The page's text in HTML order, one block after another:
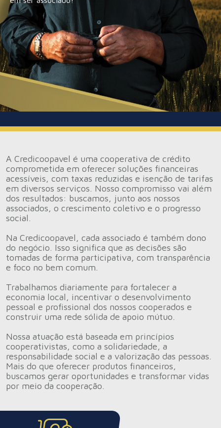
A Credicoopavel é uma cooperativa de crédito
comprometida em oferecer soluções financeiras
acessíveis, com taxas reduzidas e isenção de tarifas
em diversos serviços. Nosso compromisso vai além
dos resultados: buscamos, junto aos nossos
associados, o crescimento coletivo e o progresso
social.
Na Credicoopavel, cada associado é também dono
do negócio. Isso significa que as decisões são
tomadas de forma participativa, com transparência
e foco no bem comum.
Trabalhamos diariamente para fortalecer a
economia local, incentivar o desenvolvimento
pessoal e profissional dos nossos cooperados e
construir uma rede sólida de apoio mútuo.
Nossa atuação está baseada em princípios
cooperativistas, como a solidariedade, a
responsabilidade social e a valorização das pessoas.
Mais do que oferecer produtos financeiros,
buscamos gerar oportunidades e transformar vidas
por meio da cooperação.